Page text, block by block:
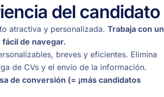
del candidato
atractiva y personalizada. Trabaja con un
de navegar.
breves y eficientes. Elimina
de CVs y el envío de la información.
de conversión (= ¡más candidatos